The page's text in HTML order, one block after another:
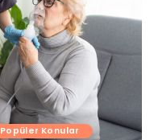
Popüler Konular